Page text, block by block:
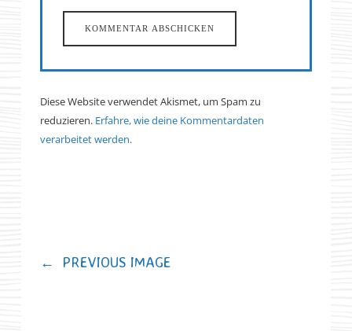
Diese Website verwendet Akismet, um Spam zu
reduzieren. Erfahre, wie deine Kommentardaten
verarbeitet werden.
← PREVIOUS IMAGE